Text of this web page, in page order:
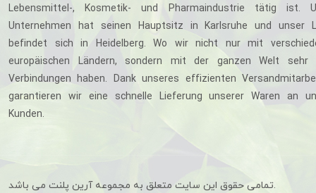
Lebensmittel-, Kosmetik- und Pharmaindustrie tätig ist.
Unternehmen hat seinen Hauptsitz in Karlsruhe und unser
befindet sich in Heidelberg. Wo wir nicht nur mit
europäischen Ländern, sondern mit der ganzen Welt sehr
Verbindungen haben. Dank unseres effizienten
garantieren wir eine schnelle Lieferung unserer Waren an
Kunden.
تمامی حقوق این سایت متعلق به مجموعه آرین پلنت می باشد.